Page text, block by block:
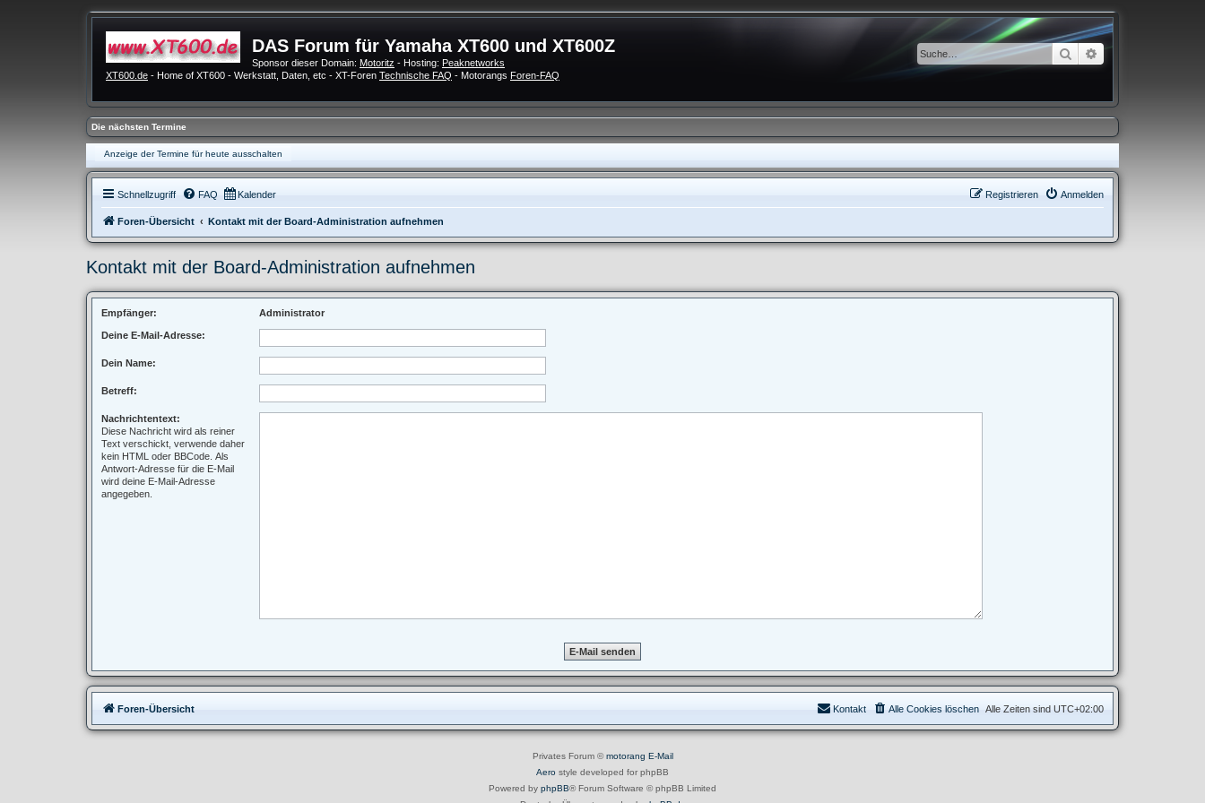
DAS Forum für Yamaha XT600 und XT600Z
Sponsor dieser Domain: Motoritz - Hosting: Peaknetworks
XT600.de - Home of XT600 - Werkstatt, Daten, etc - XT-Foren Technische FAQ - Motorangs Foren-FAQ
Suche Erweiterte Suche
Die nächsten Termine
Anzeige der Termine für heute ausschalten
Schnellzugriff FAQ Kalender Anmelden
Registrieren
Foren-Übersicht Kontakt mit der Board-Administration aufnehmen
Kontakt mit der Board-Administration aufnehmen
Empfänger: Administrator
Deine E-Mail-Adresse:
Dein Name:
Betreff:
Nachrichtentext:
Diese Nachricht wird als reiner
Text verschickt, verwende daher
kein HTML oder BBCode. Als
Antwort-Adresse für die E-Mail
wird deine E-Mail-Adresse
angegeben.
Foren-Übersicht Alle Zeiten sind UTC+02:00
Alle Cookies löschen
Kontakt
Privates Forum ©motorang E-Mail
Aero style developed for phpBB
Powered by phpBB® Forum Software © phpBB Limited